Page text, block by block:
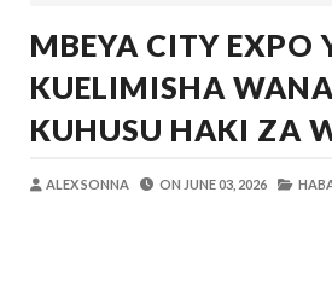
Niliteswa Na
Zawadi- Aug 08
Nilinusurika
Zawadi-Aug 08
OKULY BLOG-
MBEYA CITY EXPO
KUELIMISHA
KUHUSU HAKI ZA
ALEX SONNA ON JUNE 03, 2026